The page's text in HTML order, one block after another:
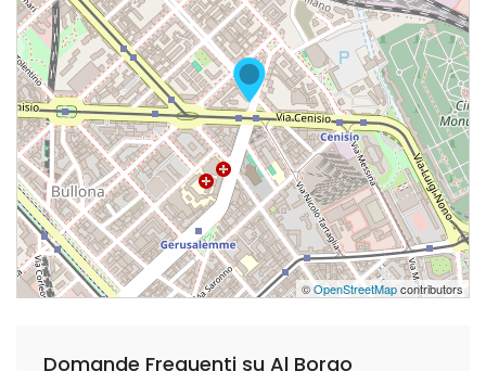
©OpenStreetMapcontributors
Domande Frequenti su Al Borgo